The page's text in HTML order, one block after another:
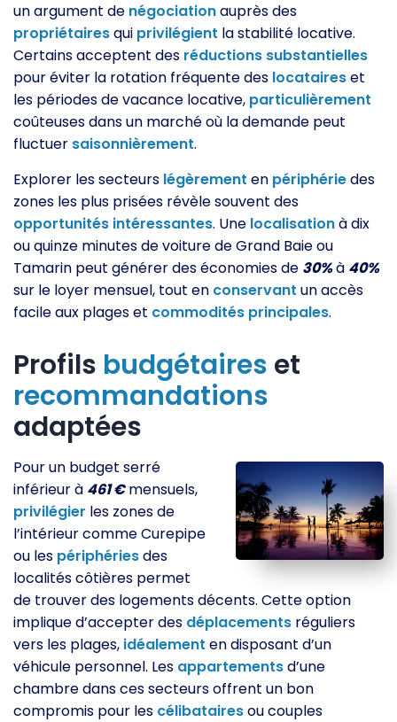
un argument de négociationauprès des
propriétairesqui privilégient la stabilité locative.
Certains acceptent des réductions substantielles
pour éviter la rotation fréquente des locataireset
les périodes de vacance locative, particulièrement
coûteuses dans un marché où la demande peut
fluctuer saisonnièrement.
Explorer les secteurs légèrement en périphériedes
zones les plus prisées révèle souvent des
opportunités intéressantes. Une localisationà dix
ou quinze minutes de voiture de Grand Baie ou
Tamarin peut générer des économies de 30%à 40%
sur le loyer mensuel, tout en conservant un accès
facile aux plages et commodités principales.
Profils budgétaires et
recommandations
adaptées
Pour un budget serré
inférieur à 461 €mensuels,
privilégier les zones de
l’intérieur comme Curepipe
ou les périphériesdes
localités côtières permet
de trouver des logements décents. Cette option
implique d’accepter des déplacements réguliers
vers les plages, idéalement en disposant d’un
véhicule personnel. Les appartementsd’une
chambre dans ces secteurs offrent un bon
compromis pour les célibatairesou couples